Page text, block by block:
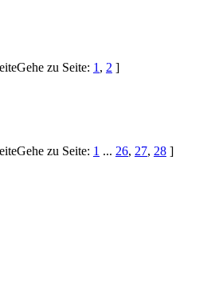
Gehe zu Seite: 1 , 2 ]
Gehe zu Seite: 1 ... 26, 27, 28 ]